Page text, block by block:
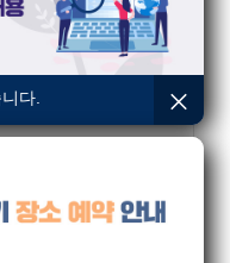
아래
성경적 세계관으로
수집사) 및 임직대상자는
자로 세워지길 바란다.
다.